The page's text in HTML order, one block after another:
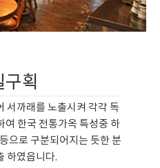
구획
서까래를 노출시켜 각각 독
여 한국 전통가옥 특성중 하
으로 구분되어지는 듯한 분
하였읍니다.